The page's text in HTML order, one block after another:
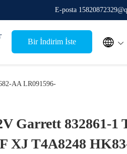
E-posta
Bir İndirim İste 
AA LR091596-
Garrett 832861-1
XJ T4A8248